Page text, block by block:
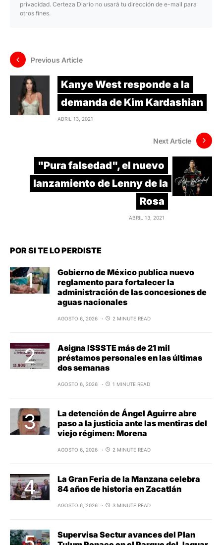
privacidad. Certeza Diario no usará tu dirección de e-mail para
otros fines.
Previous Article
Kanye West responde a la
demanda de Kim Kardashian
ABRIL 13, 2021
Next Article
"Pura falsedad", el nuevo
lanzamiento de Lenny de la
Rosa
ABRIL 13, 2021
POR SI TE LO PERDISTE
Gobierno de México publica nuevo
reglamento para fortalecer la
administración de las concesiones de
aguas nacionales
AGOSTO 6, 2026 2 MINUTE READ
Asigna ISSSTE más de 21 mil
préstamos personales en las últimas
dos semanas
AGOSTO 6, 2026 1 MINUTE READ
La detención de Ángel Aguirre abre
paso a la justicia ante las mentiras del
viejo régimen: Morena
AGOSTO 6, 2026 2 MINUTE READ
La Gran Feria de la Manzana celebra
84 años de historia en Zacatlán
AGOSTO 6, 2026 3 MINUTE READ
Supervisa Sectur avances del Plan